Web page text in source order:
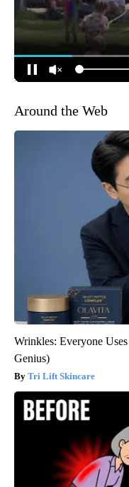
Around the Web
Wrinkles: Everyone
Genius)
Tri Lift Skincare